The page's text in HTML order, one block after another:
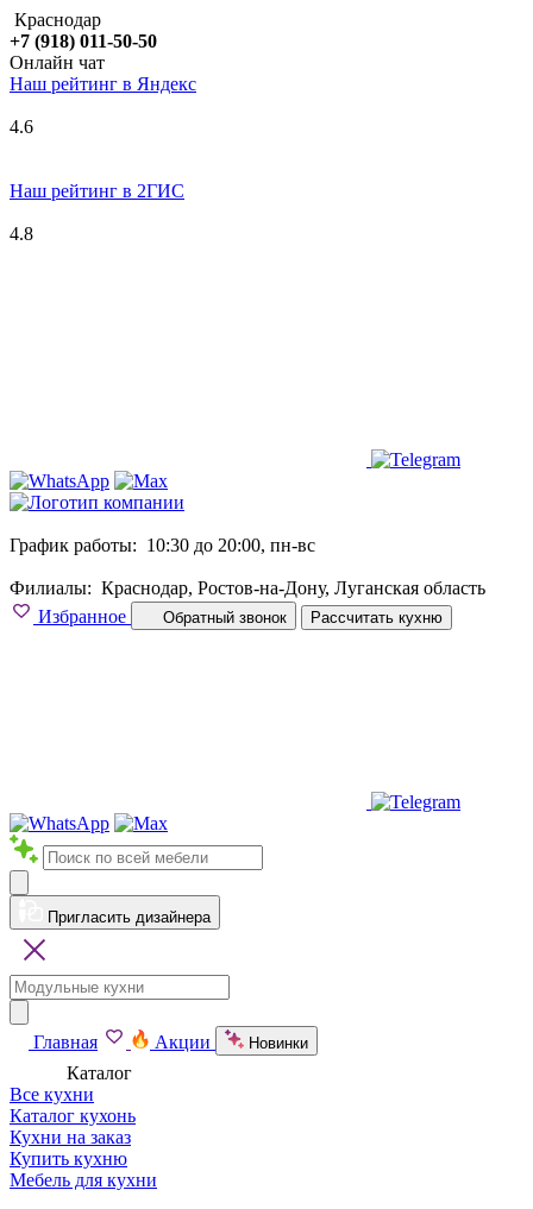
Краснодар
+7 (918) 011-50-50
Онлайн чат
Наш рейтинг в Яндекс
4.6
Наш рейтинг в 2ГИС
4.8
График работы: 10:30 до 20:00, пн-вс
Филиалы: Краснодар, Ростов-на-Дону, Луганская область
Избранное
Обратный звонок Рассчитать кухню
Пригласить дизайнера
Главная Акции Новинки
Каталог
Все кухни
Каталог кухонь
Кухни на заказ
Купить кухню
Мебель для кухни